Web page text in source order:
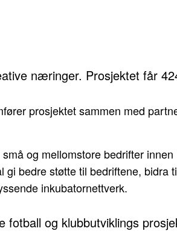
næringer. Prosjektet får
prosjektet sammen med
og mellomstore bedrifter
bedre støtte til bedriftene, bidra
inkubatornettverk.
fotball og klubbutviklings